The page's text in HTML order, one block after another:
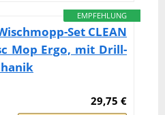
EMPFEHLUNG
Set CLEAN
Mop Ergo, mit Drill-
29,75 €